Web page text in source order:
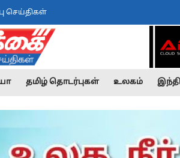
செய்திகள்
தமிழ் தொடர்புகள் உலகம்